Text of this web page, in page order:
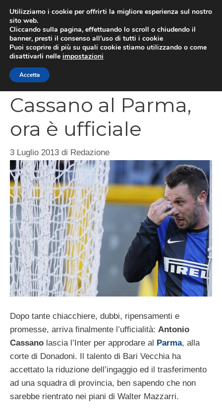
contenuto
Cassano al Parma,
ora è ufficiale
3 Luglio 2013 di Redazione
Dopo tante chiacchiere, dubbi, ripensamenti e
promesse, arriva finalmente l’ufficialità: Antonio
Cassano lascia l’Inter per approdare al Parma, alla
corte di Donadoni. Il talento di Bari Vecchia ha
accettato la riduzione dell’ingaggio ed il trasferimento
ad una squadra di provincia, ben sapendo che non
sarebbe rientrato nei piani di Walter Mazzarri.
Utilizziamo i cookie per offrirti la migliore esperienza sul nostro
sito web.
Cliccando sulla pagina, effettuando lo scroll o chiudendo il
banner, presti il consenso all’uso di tutti i cookie
Puoi scoprire di più su quali cookie stiamo utilizzando o come
disattivarli nelle impostazioni
Accetta